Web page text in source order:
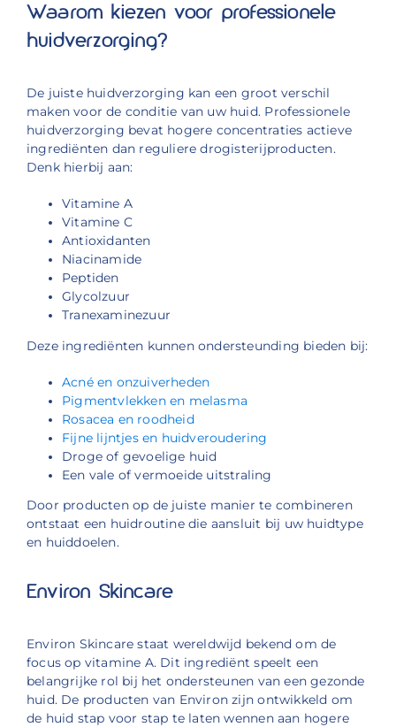
Waarom kiezen voor professionele
huidverzorging?
De juiste huidverzorging kan een groot verschil
maken voor de conditie van uw huid. Professionele
huidverzorging bevat hogere concentraties actieve
ingrediënten dan reguliere drogisterijproducten.
Denk hierbij aan:
Vitamine A
Vitamine C
Antioxidanten
Niacinamide
Peptiden
Glycolzuur
Tranexaminezuur
Deze ingrediënten kunnen ondersteunding bieden bij:
Acné en onzuiverheden
Pigmentvlekken en melasma
Rosacea en roodheid
Fijne lijntjes en huidveroudering
Droge of gevoelige huid
Een vale of vermoeide uitstraling
Door producten op de juiste manier te combineren
ontstaat een huidroutine die aansluit bij uw huidtype
en huiddoelen.
Environ Skincare
Environ Skincare staat wereldwijd bekend om de
focus op vitamine A. Dit ingrediënt speelt een
belangrijke rol bij het ondersteunen van een gezonde
huid. De producten van Environ zijn ontwikkeld om
de huid stap voor stap te laten wennen aan hogere